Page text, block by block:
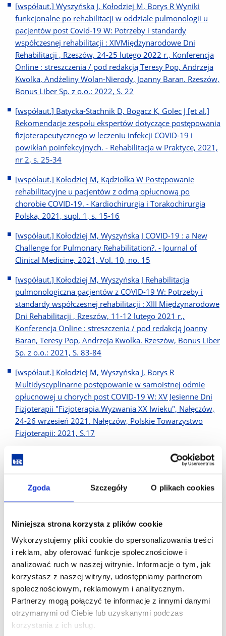
Zgoda Szczegóły O plikach cookies
Niniejsza strona korzysta z plików cookie
Wykorzystujemy pliki cookie do spersonalizowania treści
i reklam, aby oferować funkcje społecznościowe i
analizować ruch w naszej witrynie. Informacje o tym, jak
korzystasz z naszej witryny, udostępniamy partnerom
społecznościowym, reklamowym i analitycznym.
Partnerzy mogą połączyć te informacje z innymi danymi
otrzymanymi od Ciebie lub uzyskanymi podczas
korzystania z ich usług.
[współaut.] Wyszyńska J, Kołodziej M, Borys R Wyniki
funkcjonalne po rehabilitacji w oddziale pulmonologii u
pacjentów post Covid-19 W: Potrzeby i standardy
współczesnej rehabilitacji : XIVMiędzynarodowe Dni
Rehabilitacji , Rzeszów, 24-25 lutego 2022 r., Konferencja
Online : streszczenia / pod redakcją Teresy Pop, Andrzeja
Kwolka, Andżeliny Wolan-Nierody, Joanny Baran. Rzeszów,
Bonus Liber Sp. z o.o.: 2022, S. 22
[współaut.] Batycka-Stachnik D, Bogacz K, Golec J [et al.]
Rekomendacje zespołu ekspertów dotyczące postępowania
fizjoterapeutycznego w leczeniu infekcji COVID-19 i
powikłań poinfekcyjnych. - Rehabilitacja w Praktyce, 2021,
nr 2, s. 25-34
[współaut.] Kołodziej M, Kądziołka W Postępowanie
rehabilitacyjne u pacjentów z odmą opłucnową po
chorobie COVID-19. - Kardiochirurgia i Torakochirurgia
Polska, 2021, supl. 1, s. 15-16
[współaut.] Kołodziej M, Wyszyńska J COVID-19 : a New
Challenge for Pulmonary Rehabilitation?. - Journal of
Clinical Medicine, 2021, Vol. 10, no. 15
[współaut.] Kołodziej M, Wyszyńska J Rehabilitacja
pulmonologiczna pacjentów z COVID-19 W: Potrzeby i
standardy współczesnej rehabilitacji : XIII Międzynarodowe
Dni Rehabilitacji , Rzeszów, 11-12 lutego 2021 r.,
Konferencja Online : streszczenia / pod redakcją Joanny
Baran, Teresy Pop, Andrzeja Kwolka. Rzeszów, Bonus Liber
Sp. z o.o.: 2021, S. 83-84
[współaut.] Kołodziej M, Wyszyńska J, Borys R
Multidyscyplinarne postępowanie w samoistnej odmie
opłucnowej u chorych post COVID-19 W: XV Jesienne Dni
Fizjoterapii "Fizjoterapia.Wyzwania XX Iwieku", Nałęczów,
24-26 wrzesień 2021. Nałęczów, Polskie Towarzystwo
Fizjoterapii: 2021, S.17
Znaczenie rehabilitacji oddechowej u pacjentów z
drenażem klatki piersiowej leczonych z powodu odmy
badawczych w naukach o zdrowiu. T. 1 / pod redakcją Lidii
Perenc. Rzeszów, Uniwersytet Rzeszowski: 2021, S. 161-
interdisciplinary physiotherapy in a patient in the intensive
care unit with a bronchopulmonary fistula after thoracic
fenestration : a case report. - Advances in Respiratory
Medicine, 2020, vol. 88, nr 5, s. 450-453
[współaut.] Żmuda A Innowacyjność w procesie
rehabilitacji u pacjentów z zaburzeniami chodu W:
Współczesne kierunki badań w naukach o zdrowiu / pod